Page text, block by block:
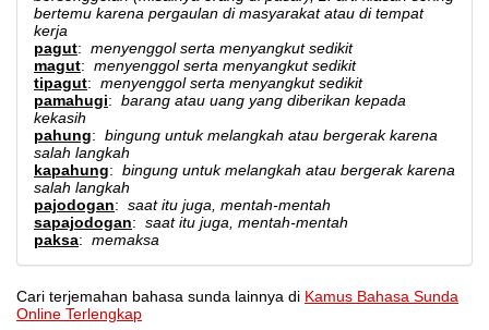
bertemu karena pergaulan di masyarakat atau di tempat
kerja
pagut: menyenggol serta menyangkut sedikit
magut: menyenggol serta menyangkut sedikit
tipagut: menyenggol serta menyangkut sedikit
pamahugi: barang atau uang yang diberikan kepada
kekasih
pahung: bingung untuk melangkah atau bergerak karena
salah langkah
kapahung: bingung untuk melangkah atau bergerak karena
salah langkah
pajodogan: saat itu juga, mentah-mentah
sapajodogan: saat itu juga, mentah-mentah
paksa: memaksa
Cari terjemahan bahasa sunda lainnya di Kamus Bahasa Sunda
Online Terlengkap